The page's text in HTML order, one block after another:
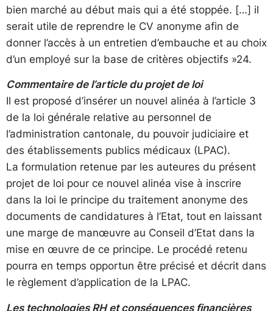
bien marché au début mais qui a été stoppée. […] il
serait utile de reprendre le CV anonyme afin de
donner l’accès à un entretien d’embauche et au choix
d’un employé sur la base de critères objectifs »24.
Commentaire de l’article du projet de loi
Il est proposé d’insérer un nouvel alinéa à l’article 3
de la loi générale relative au personnel de
l’administration cantonale, du pouvoir judiciaire et
des établissements publics médicaux (LPAC).
La formulation retenue par les auteures du présent
projet de loi pour ce nouvel alinéa vise à inscrire
dans la loi le principe du traitement anonyme des
documents de candidatures à l’Etat, tout en laissant
une marge de manœuvre au Conseil d’Etat dans la
mise en œuvre de ce principe. Le procédé retenu
pourra en temps opportun être précisé et décrit dans
le règlement d’application de la LPAC.
Les technologies RH et conséquences financières